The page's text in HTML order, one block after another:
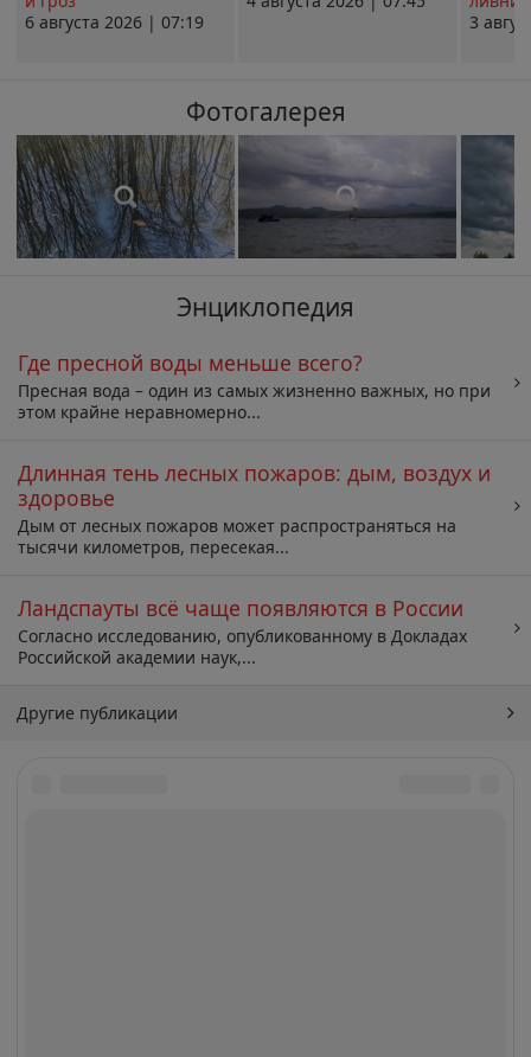
6 августа 2026 | 07:19
3
Фотогалерея
Энциклопедия
Где пресной воды меньше всего?
Пресная вода – один из самых жизненно важных, но при
этом крайне неравномерно...
Длинная тень лесных пожаров: дым, воздух и
здоровье
Дым от лесных пожаров может распространяться на
тысячи километров, пересекая...
Ландспауты всё чаще появляются в России
Согласно исследованию, опубликованному в Докладах
Российской академии наук,...
Другие публикации